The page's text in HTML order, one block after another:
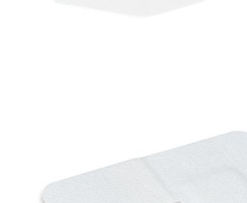
Materiały opatrunkowe i leczenie ran
PolyFilm Jałowy opatrunek